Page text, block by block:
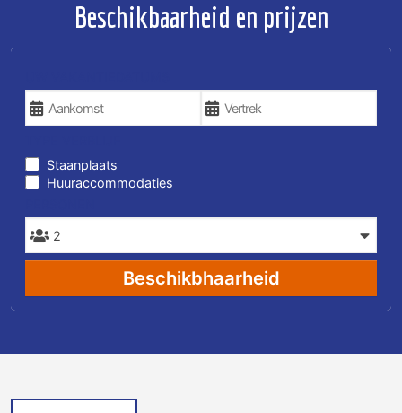
Beschikbaarheid en prijzen
Staanplaats
Huuraccommodaties
Beschikbhaarheid